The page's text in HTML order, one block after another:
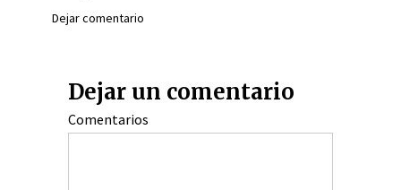
Dejar comentario
Dejar un comentario
Comentarios